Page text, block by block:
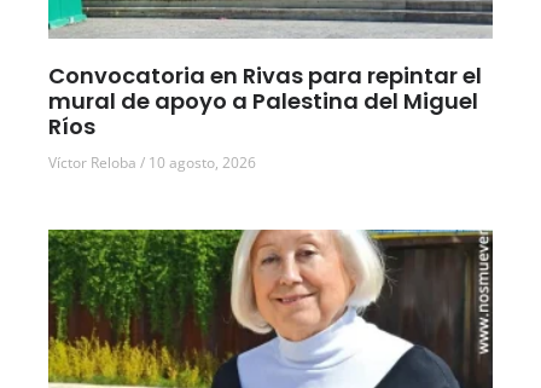
Convocatoria en Rivas para repintar el
mural de apoyo a Palestina del Miguel
Ríos
Víctor Reloba 10 agosto, 2026